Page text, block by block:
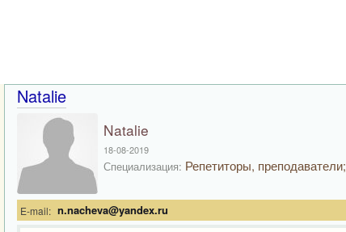
Natalie
Natalie
18-08-2019
Специализация: Репетиторы, преподаватели;
E-mail: n.nacheva@yandex.ru